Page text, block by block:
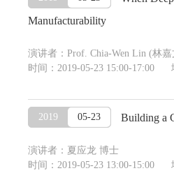
Manufacturability
演讲者：Prof. Chia-Wen Lin (林嘉
时间：2019-05-23 15:00-17:00
2019 05-23 Building a
演讲者：夏应龙 博士
时间：2019-05-23 13:00-15:00